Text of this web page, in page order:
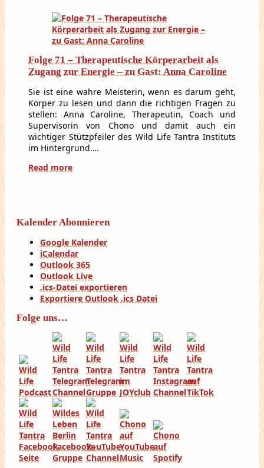
Folge 71 – Therapeutische Körperarbeit als
Zugang zur Energie – zu Gast: Anna Caroline
Sie ist eine wahre Meisterin, wenn es darum geht,
Körper zu lesen und dann die richtigen Fragen zu
stellen: Anna Caroline, Therapeutin, Coach und
Supervisorin von Chono und damit auch ein
wichtiger Stützpfeiler des Wild Life Tantra Instituts
im Hintergrund….
Read more
Kalender Abonnieren
Google Kalender
iCalendar
Outlook 365
Outlook Live
.ics-Datei exportieren
Exportiere Outlook .ics Datei
Folge uns…